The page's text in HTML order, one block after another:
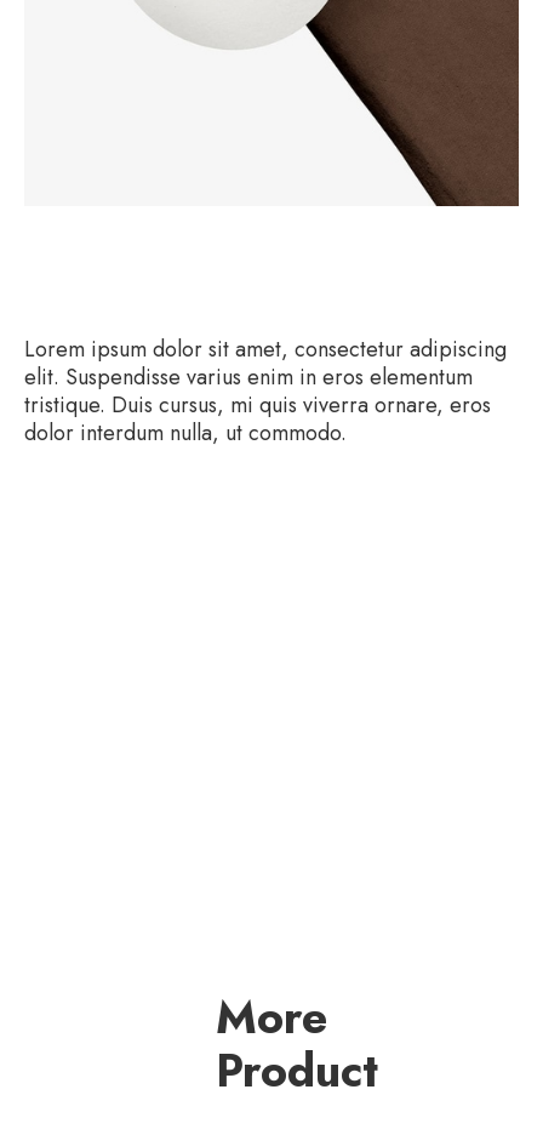
Lorem ipsum dolor sit amet, consectetur adipiscing
elit. Suspendisse varius enim in eros elementum
tristique. Duis cursus, mi quis viverra ornare, eros
dolor interdum nulla, ut commodo.
More
Product